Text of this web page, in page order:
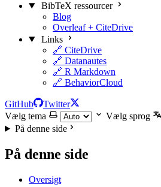
BibTeX ressourcer
Blog
Overleaf + CiteDrive
Links
🔗 CiteDrive
🔗 Datanautes
🔗 R Markdown
🔗 BehaviorCloud
GitHub
Twitter
Vælg tema
Vælg sprog
På denne side
På denne side
Oversigt